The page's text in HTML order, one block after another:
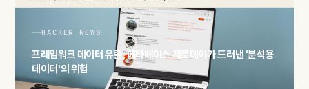
HACKER NEWS
프레임워크 데이터 유출, 메타베이스 제로데이가 드러낸 '분석용
데이터'의 위험